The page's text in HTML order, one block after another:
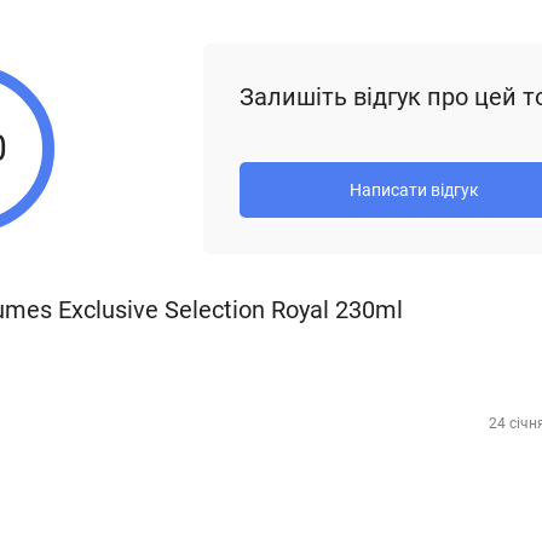
Залишіть відгук про цей
Написати відгук
Exclusive Selection Royal 230ml
24